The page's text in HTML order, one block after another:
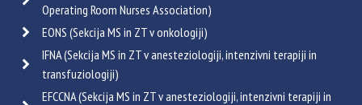
Operating Room Nurses Association)
EONS (Sekcija MS in ZT v onkologiji)
IFNA (Sekcija MS in ZT v anesteziologiji, intenzivni terapiji in
transfuziologiji)
EFCCNA (Sekcija MS in ZT v anesteziologiji, intenzivni terapiji in